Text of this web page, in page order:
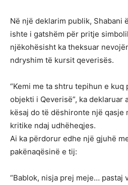
Në një deklarim publik, Shabani
ishte i gatshëm për pritje
njëkohësisht ka theksuar
ndryshim të kursit qeverisës.
“Kemi me ta shtru tepihun e
objekti i Qeverisë”, ka deklaruar
kësaj do të dëshironte një
kritike ndaj udhëheqjes.
Ai ka përdorur edhe një gjuhë
pakënaqësinë e tij:
“Bablok, nisja prej meje… pastaj